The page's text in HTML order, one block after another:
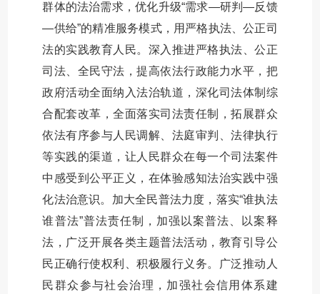
群体的法治需求，优化升级“需求—研判—反馈
—供给”的精准服务模式，用严格执法、公正司
法的实践教育人民。深入推进严格执法、公正
司法、全民守法，提高依法行政能力水平，把
政府活动全面纳入法治轨道，深化司法体制综
合配套改革，全面落实司法责任制，拓展群众
依法有序参与人民调解、法庭审判、法律执行
等实践的渠道，让人民群众在每一个司法案件
中感受到公平正义，在体验感知法治实践中强
化法治意识。加大全民普法力度，落实“谁执法
谁普法”普法责任制，加强以案普法、以案释
法，广泛开展各类主题普法活动，教育引导公
民正确行使权利、积极履行义务。广泛推动人
民群众参与社会治理，加强社会信用体系建